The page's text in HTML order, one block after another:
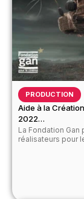
PRODUCTION
Aide à la
2022…
La Fondation
réalisateurs pour